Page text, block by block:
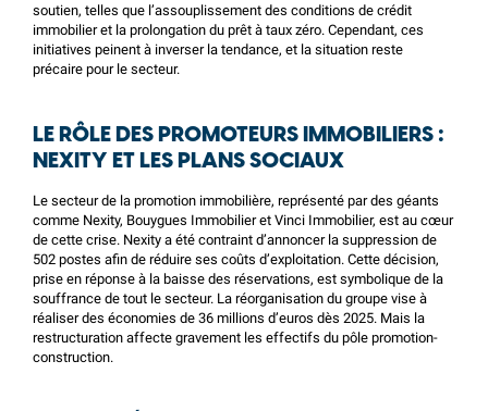
soutien, telles que l’assouplissement des conditions de crédit
immobilier et la prolongation du prêt à taux zéro. Cependant, ces
initiatives peinent à inverser la tendance, et la situation reste
précaire pour le secteur.
LE RÔLE DES PROMOTEURS IMMOBILIERS :
NEXITY ET LES PLANS SOCIAUX
Le secteur de la promotion immobilière, représenté par des géants
comme Nexity, Bouygues Immobilier et Vinci Immobilier, est au cœur
de cette crise. Nexity a été contraint d’annoncer la suppression de
502 postes afin de réduire ses coûts d’exploitation. Cette décision,
prise en réponse à la baisse des réservations, est symbolique de la
souffrance de tout le secteur. La réorganisation du groupe vise à
réaliser des économies de 36 millions d’euros dès 2025. Mais la
restructuration affecte gravement les effectifs du pôle promotion-
construction.